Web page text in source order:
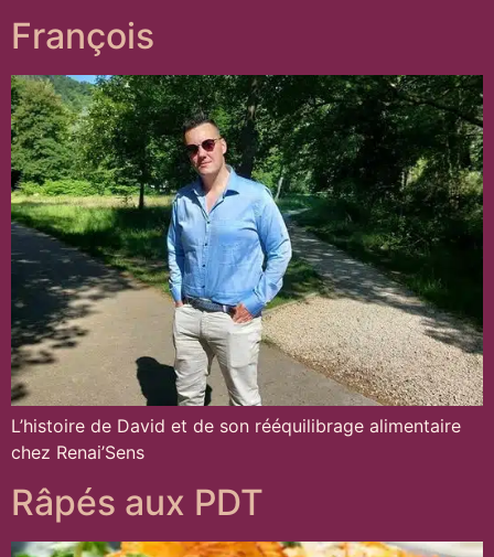
François
L’histoire de David et de son rééquilibrage alimentaire
chez Renai’Sens
Râpés aux PDT